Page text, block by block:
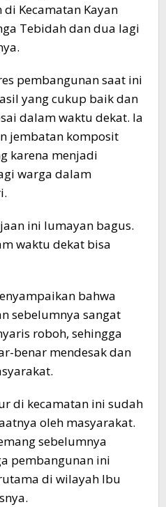
Kecamatan Kayan
Tebidah dan dua lagi
pembangunan saat ini
yang cukup baik dan
dalam waktu dekat. Ia
jembatan komposit
karena menjadi
warga dalam
ini lumayan bagus.
waktu dekat bisa
bahwa
sebelumnya sangat
roboh, sehingga
benar mendesak dan
di kecamatan ini sudah
oleh masyarakat.
sebelumnya
pembangunan ini
di wilayah Ibu